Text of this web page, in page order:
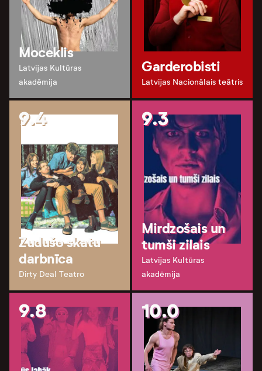
Moceklis
Latvijas Kultūras
akadēmija
Garderobisti
Latvijas Nacionālais teātris
9.4
Zudušo skatu
darbnīca
Dirty Deal Teatro
9.3
Mirdzošais un
tumši zilais
Latvijas Kultūras
akadēmija
9.8 10.0